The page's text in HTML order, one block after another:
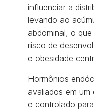
influenciar a
levando ao
abdominal, o
risco de
e obesidade
Hormônios
avaliados em
e controlado